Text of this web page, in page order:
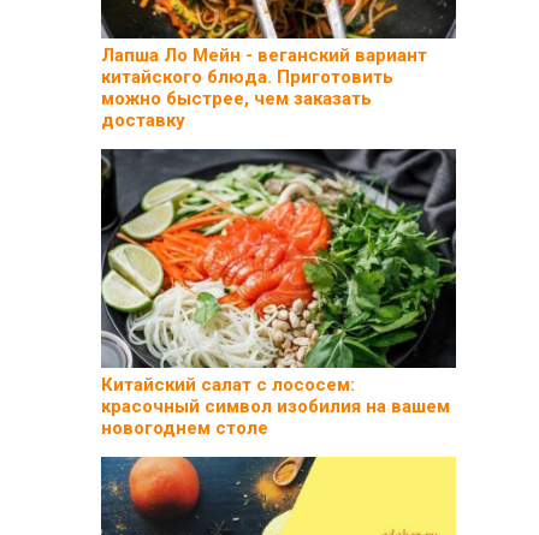
Лапша Ло Мейн - веганский вариант
китайского блюда. Приготовить
можно быстрее, чем заказать
доставку
Китайский салат с лососем:
красочный символ изобилия на вашем
новогоднем столе